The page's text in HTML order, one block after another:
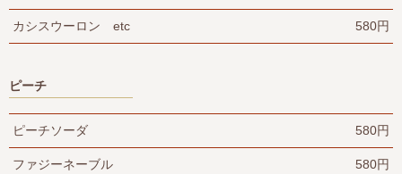
カシスウーロン etc 580円
ピーチ
ピーチソーダ 580円
ファジーネーブル 580円